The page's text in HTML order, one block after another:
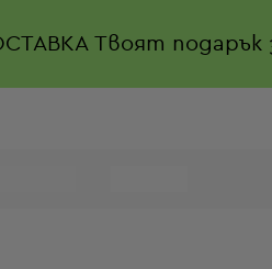
Твоят подарък